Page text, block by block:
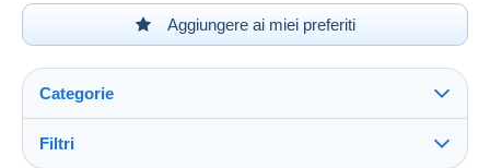
Aggiungere ai miei preferiti
Categorie
Filtri